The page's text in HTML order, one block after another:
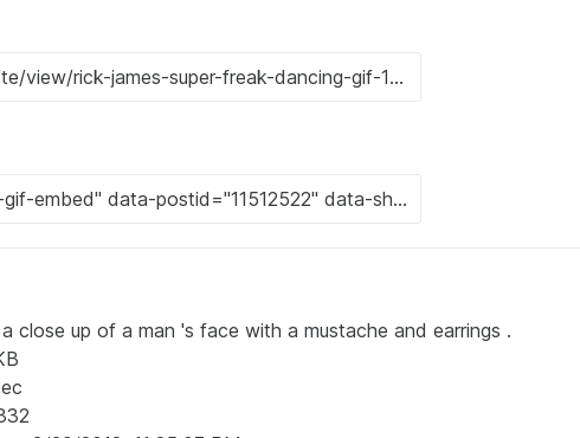
close up of a man 's face with a mustache and earrings .